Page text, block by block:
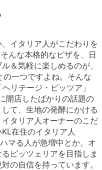
イタリア人がこだわりを
んな本格的なピザを、日
＆気軽に楽しめるのが、
一つですよね。そんな
リテージ・ピッツア」
開店したばかりの話題の
て、生地の発酵にかける
タリア人オーナーのこだ
在住のイタリア人
マる人が急増中とか。オ
ピッツェリアを目指しま
の自信を持っています。